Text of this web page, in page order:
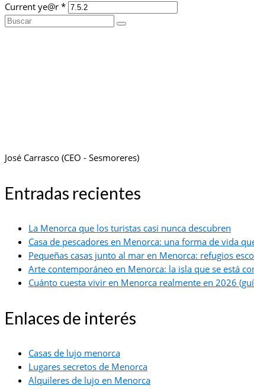
Current ye@r *
Buscar
José Carrasco (CEO - Sesmoreres)
Entradas recientes
La Menorca que los turistas casi nunca descubren
Casa de pescadores en Menorca: una forma de vida
Pequeñas casas junto al mar en Menorca: refugios
Arte contemporáneo en Menorca: la isla que se está
Cuánto cuesta vivir en Menorca realmente en 2026
Enlaces de interés
Casas de lujo menorca
Lugares secretos de Menorca
Alquileres de lujo en Menorca